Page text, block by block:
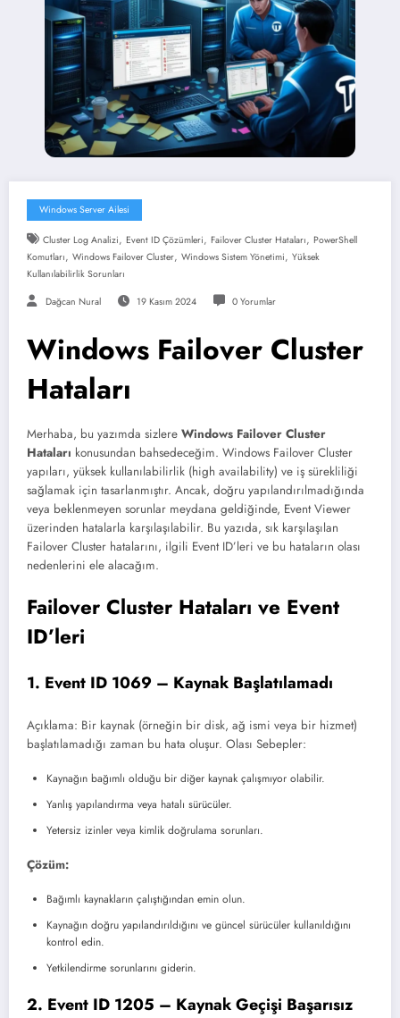
Windows Server Ailesi
Cluster Log Analizi, Event ID Çözümleri, Failover Cluster Hataları, PowerShell
Komutları, Windows Failover Cluster, Windows Sistem Yönetimi, Yüksek
Kullanılabilirlik Sorunları
Dağcan Nural 19 Kasım 2024 0 Yorumlar
Windows Failover Cluster
Hataları
Merhaba, bu yazımda sizlere Windows Failover Cluster
Hataları konusundan bahsedeceğim. Windows Failover Cluster
yapıları, yüksek kullanılabilirlik (high availability) ve iş sürekliliği
sağlamak için tasarlanmıştır. Ancak, doğru yapılandırılmadığında
veya beklenmeyen sorunlar meydana geldiğinde, Event Viewer
üzerinden hatalarla karşılaşılabilir. Bu yazıda, sık karşılaşılan
Failover Cluster hatalarını, ilgili Event ID’leri ve bu hataların olası
nedenlerini ele alacağım.
Failover Cluster Hataları ve Event
ID’leri
1. Event ID 1069 – Kaynak Başlatılamadı
Açıklama: Bir kaynak (örneğin bir disk, ağ ismi veya bir hizmet)
başlatılamadığı zaman bu hata oluşur. Olası Sebepler:
Kaynağın bağımlı olduğu bir diğer kaynak çalışmıyor olabilir.
Yanlış yapılandırma veya hatalı sürücüler.
Yetersiz izinler veya kimlik doğrulama sorunları.
Çözüm:
Bağımlı kaynakların çalıştığından emin olun.
Kaynağın doğru yapılandırıldığını ve güncel sürücüler kullanıldığını
kontrol edin.
Yetkilendirme sorunlarını giderin.
2. Event ID 1205 – Kaynak Geçişi Başarısız